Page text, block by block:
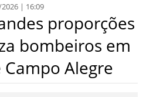
| 16:09
proporções
bombeiros em
Alegre